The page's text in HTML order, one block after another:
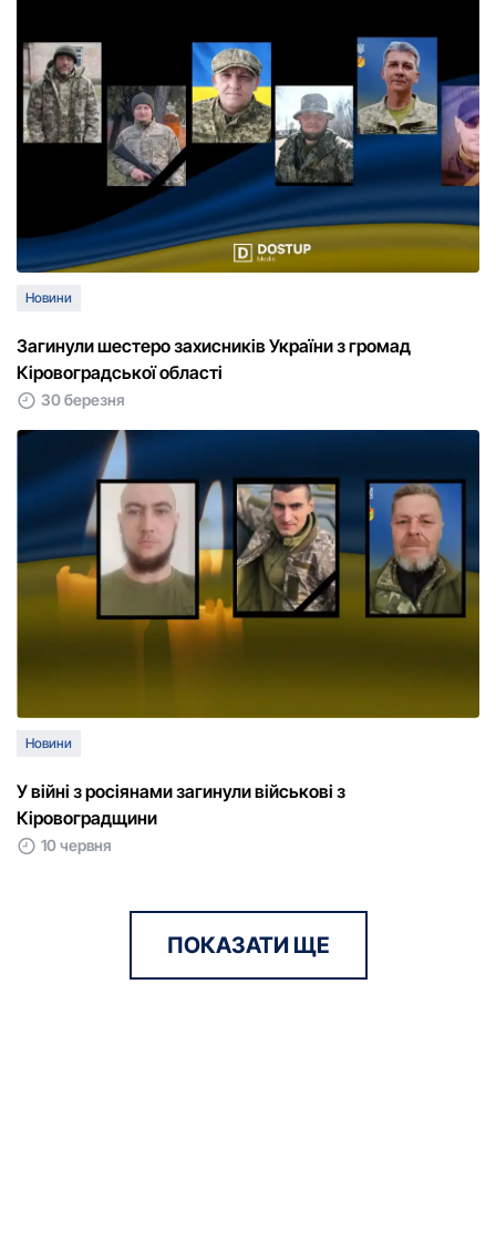
Новини
Загинули шестеро захисників України з громад
Кіровоградської області
30 березня
Новини
У війні з росіянами загинули військові з
Кіровоградщини
10 червня
ПОКАЗАТИ ЩЕ